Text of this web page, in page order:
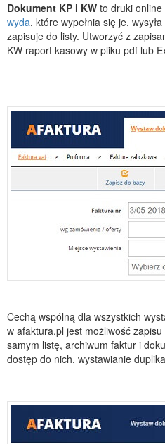
Dokument KP i KW to druki online
wyda, które wypełnia się je,
zapisuje do listy. Utworzyć z
KW raport kasowy w pliku pdf lub
Cechą wspólną dla wszystkich
w afaktura.pl jest możliwość
samym listę, archiwum faktur i
dostęp do nich, wystawianie